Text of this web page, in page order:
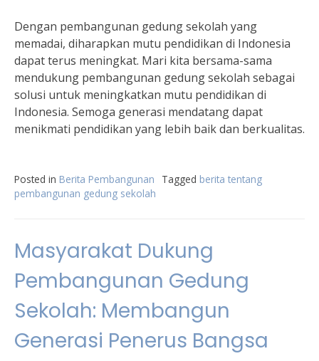
Dengan pembangunan gedung sekolah yang
memadai, diharapkan mutu pendidikan di Indonesia
dapat terus meningkat. Mari kita bersama-sama
mendukung pembangunan gedung sekolah sebagai
solusi untuk meningkatkan mutu pendidikan di
Indonesia. Semoga generasi mendatang dapat
menikmati pendidikan yang lebih baik dan berkualitas.
Posted in Berita Pembangunan Tagged berita tentang
pembangunan gedung sekolah
Masyarakat Dukung
Pembangunan Gedung
Sekolah: Membangun
Generasi Penerus Bangsa